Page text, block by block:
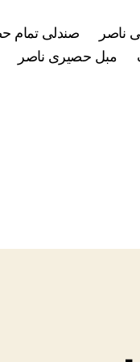
ناصر
صندلی تمام
مبل حصیری ناصر